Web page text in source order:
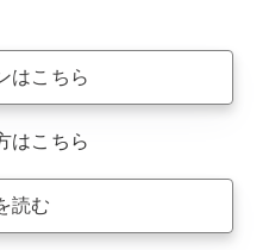
はこちら
はこちら
読む